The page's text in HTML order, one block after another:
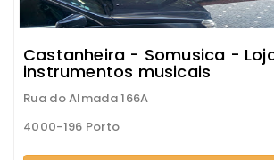
Castanheira - Somusica -
instrumentos musicais
Rua do Almada 166A
4000-196 Porto